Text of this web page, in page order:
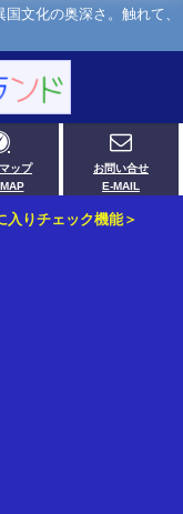
文化の奥深さ。触れて、
ップ
お問い合せ
E-MAIL
入りチェック機能＞